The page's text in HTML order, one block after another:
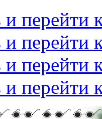
перейти
перейти
перейти
перейти